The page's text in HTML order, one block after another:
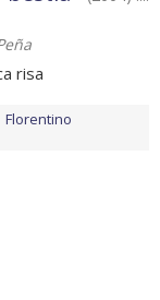
risa
Florentino